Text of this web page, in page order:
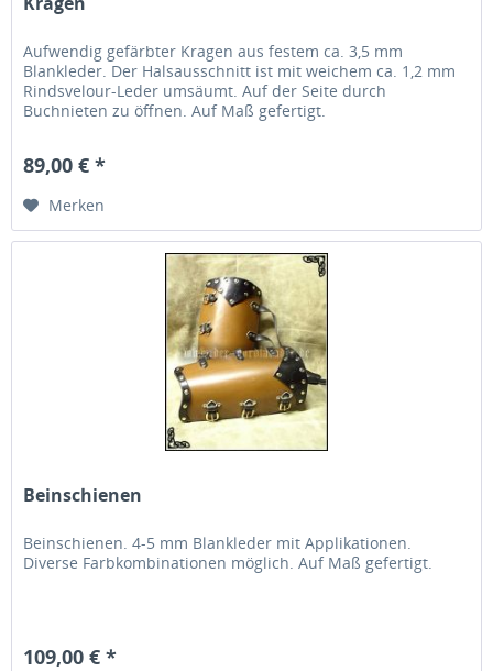
Aufwendig gefärbter Kragen aus festem ca. 3,5 mm
Blankleder. Der Halsausschnitt ist mit weichem ca. 1,2 mm
Rindsvelour-Leder umsäumt. Auf der Seite durch
Buchnieten zu öffnen. Auf Maß gefertigt.
89,00 € *
Merken
Beinschienen
Beinschienen. 4-5 mm Blankleder mit Applikationen.
Diverse Farbkombinationen möglich. Auf Maß gefertigt.
109,00 € *